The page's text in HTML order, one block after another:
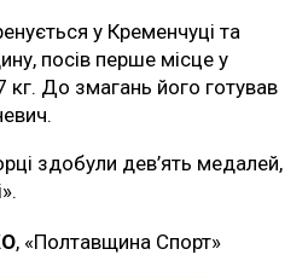
у Кременчуці та
посів перше місце у
кг. До змагань його готував
здобули дев’ять медалей,
, «Полтавщина Спорт»